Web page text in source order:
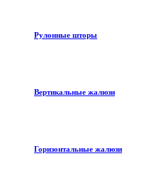
Рулонные шторы
Вертикальные жалюзи
Горизонтальные жалюзи